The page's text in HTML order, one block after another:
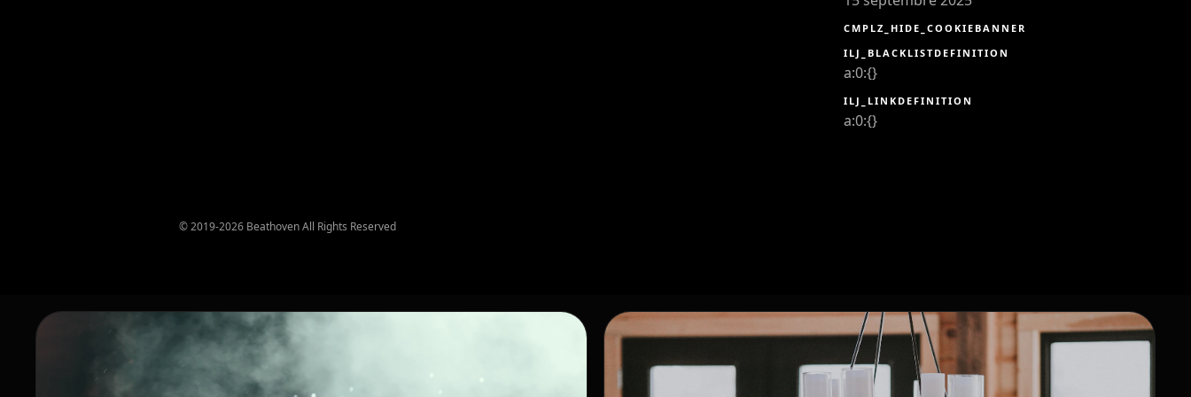
CMPLZ_HIDE_COOKIEBANNER
ILJ_BLACKLISTDEFINITION
a:0:{}
ILJ_LINKDEFINITION
a:0:{}
© 2019-2026 Beathoven All Rights Reserved